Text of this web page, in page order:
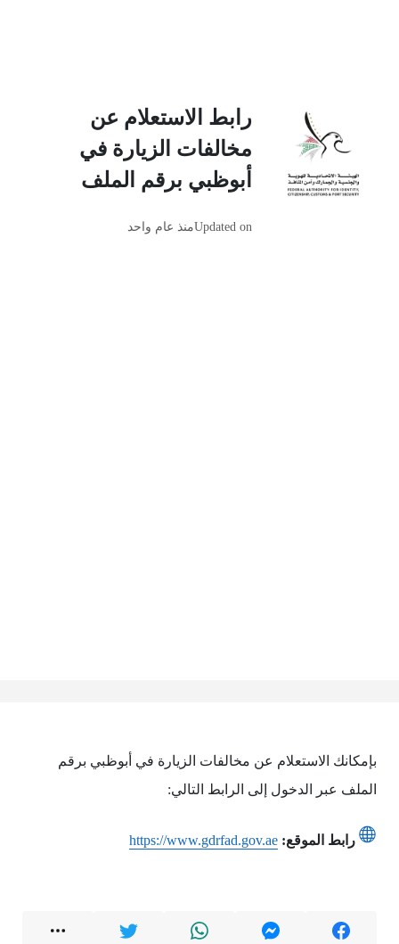
رابط الاستعلام عن
مخالفات الزيارة في
أبوظبي برقم الملف
Updated onمنذ عام واحد
بإمكانك الاستعلام عن مخالفات الزيارة في أبوظبي برقم
الملف عبر الدخول إلى الرابط التالي:
رابط الموقع: https://www.gdrfad.gov.ae